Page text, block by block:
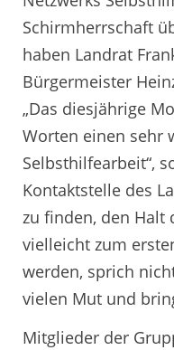
Schirmherrschaft
haben Landrat
Bürgermeister
„Das diesjährige
Worten einen sehr
Selbsthilfearbeit“,
Kontaktstelle des
zu finden, den Halt
vielleicht zum
werden, sprich
vielen Mut und
Mitglieder der